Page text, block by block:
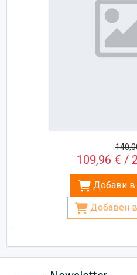
109,96 € /
Добави в
Добавен